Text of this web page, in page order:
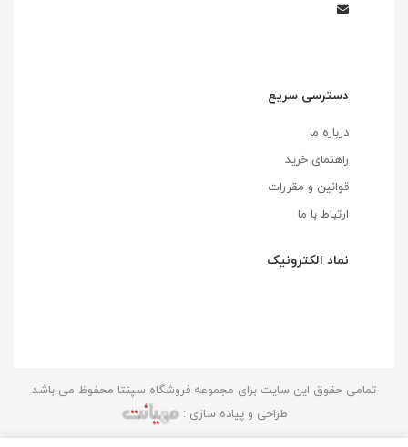
دسترسی سریع
درباره ما
راهنمای خرید
قوانین و مقررات
ارتباط با ما
نماد الکترونیک
تمامی حقوق این سایت برای مجموعه فروشگاه سپنتا محفوظ می باشد
طراحی و پیاده سازی :